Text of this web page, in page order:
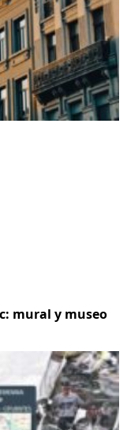
mural y museo